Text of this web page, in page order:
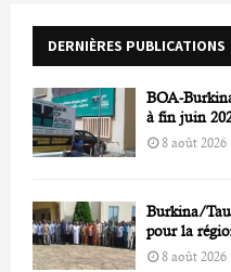
r
DERNIÈRES PUBLICATIONS
BOA-
à fin juin
8 août 2026
Burkina/
pour la
8 août 2026